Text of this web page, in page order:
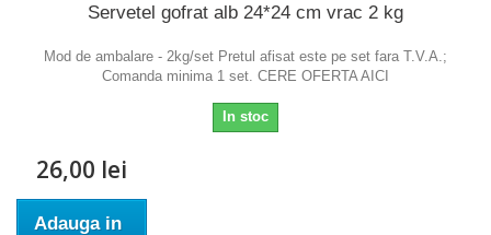
Servetel gofrat alb 24*24 cm vrac 2 kg
Mod de ambalare - 2kg/set Pretul afisat este pe set fara T.V.A.;
Comanda minima 1 set. CERE OFERTA AICI
In stoc
26,00 lei
Adauga in